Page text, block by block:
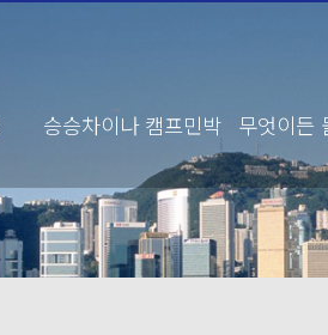
승승차이나 캠프민박 무엇이든